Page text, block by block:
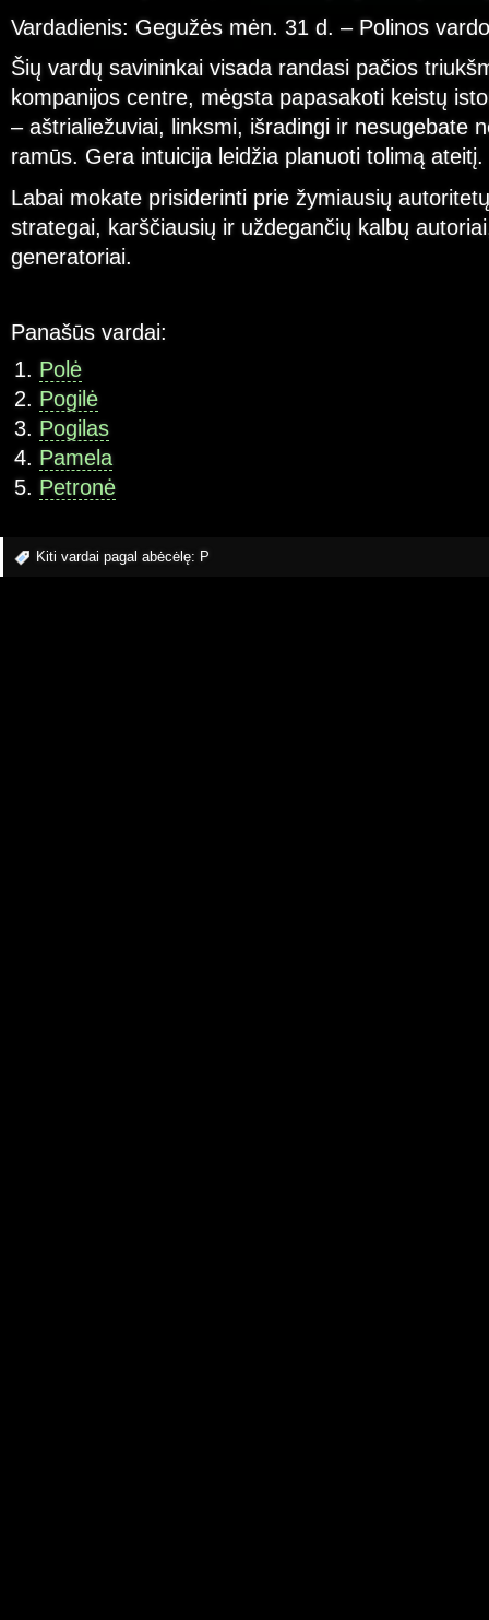
Vardadienis: Gegužės mėn. 31 d. – Polinos
Šių vardų savininkai visada randasi pačios
kompanijos centre, mėgsta papasakoti keistų
– aštrialiežuviai, linksmi, išradingi ir nesugebate
ramūs. Gera intuicija leidžia planuoti tolimą ateitį.
Labai mokate prisiderinti prie žymiausių
strategai, karščiausių ir uždegančių kalbų
generatoriai.
Panašūs vardai:
Polė
Pogilė
Pogilas
Pamela
Petronė
Kiti vardai pagal abėcėlę: P